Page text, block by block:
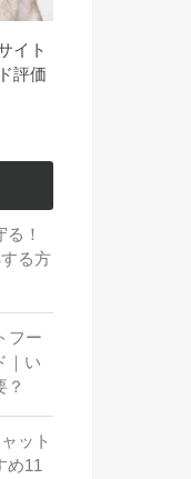
イト
評価
！
る方
フー
｜い
？
ット
め11